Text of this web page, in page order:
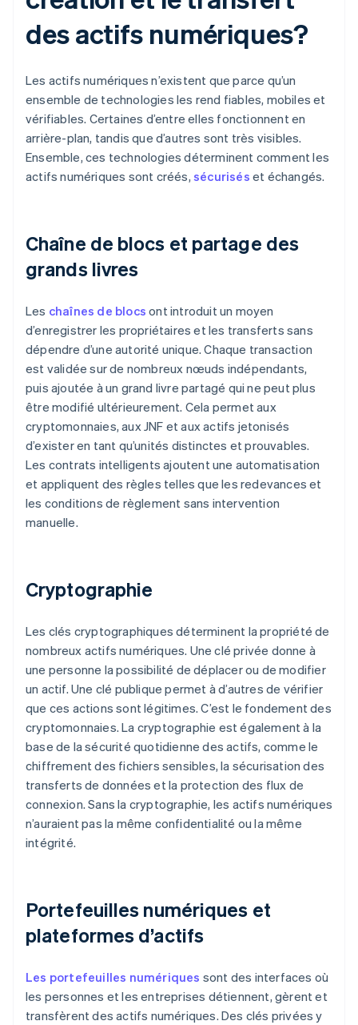
des actifs numériques?
Les actifs numériques n’existent que parce qu’un
ensemble de technologies les rend fiables, mobiles et
vérifiables. Certaines d’entre elles fonctionnent en
arrière-plan, tandis que d’autres sont très visibles.
Ensemble, ces technologies déterminent comment les
actifs numériques sont créés, sécurisés et échangés.
Chaîne de blocs et partage des
grands livres
Les chaînes de blocs ont introduit un moyen
d’enregistrer les propriétaires et les transferts sans
dépendre d’une autorité unique. Chaque transaction
est validée sur de nombreux nœuds indépendants,
puis ajoutée à un grand livre partagé qui ne peut plus
être modifié ultérieurement. Cela permet aux
cryptomonnaies, aux JNF et aux actifs jetonisés
d’exister en tant qu’unités distinctes et prouvables.
Les contrats intelligents ajoutent une automatisation
et appliquent des règles telles que les redevances et
les conditions de règlement sans intervention
manuelle.
Cryptographie
Les clés cryptographiques déterminent la propriété de
nombreux actifs numériques. Une clé privée donne à
une personne la possibilité de déplacer ou de modifier
un actif. Une clé publique permet à d’autres de vérifier
que ces actions sont légitimes. C’est le fondement des
cryptomonnaies. La cryptographie est également à la
base de la sécurité quotidienne des actifs, comme le
chiffrement des fichiers sensibles, la sécurisation des
transferts de données et la protection des flux de
connexion. Sans la cryptographie, les actifs numériques
n’auraient pas la même confidentialité ou la même
intégrité.
Portefeuilles numériques et
plateformes d’actifs
Les portefeuilles numériques sont des interfaces où
les personnes et les entreprises détiennent, gèrent et
transfèrent des actifs numériques. Des clés privées y